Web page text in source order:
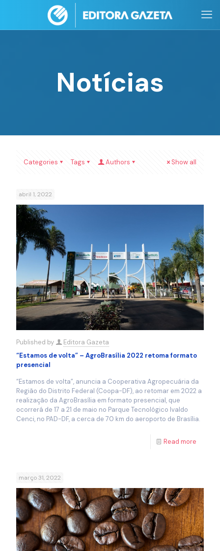
Notícias
Categories Tags Authors Show all
abril 1, 2022
Published by
Editora Gazeta
“Estamos de volta” – AgroBrasília 2022 retoma formato
presencial
“Estamos de volta”, anuncia a Cooperativa Agropecuária da
Região do Distrito Federal (Coopa-DF), ao retomar em 2022 a
realização da AgroBrasília em formato presencial, que
ocorrerá de 17 a 21 de maio no Parque Tecnológico Ivaldo
Cenci, no PAD-DF, a cerca de 70 km do aeroporto de Brasília.
Read more
março 31, 2022